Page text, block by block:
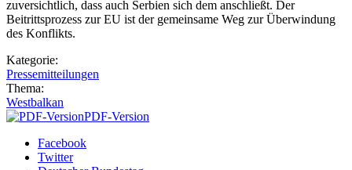
zuversichtlich, dass auch Serbien sich dem anschließt. Der
Beitrittsprozess zur EU ist der gemeinsame Weg zur Überwindung
des Konflikts.
Kategorie:
Pressemitteilungen
Thema:
Westbalkan
PDF-Version
Facebook
Twitter